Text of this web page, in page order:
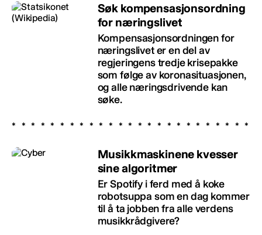
Søk kompensasjonsordning
for næringslivet
Kompensasjonsordningen for
næringslivet er en del av
regjeringens tredje krisepakke
som følge av koronasituasjonen,
og alle næringsdrivende kan
søke.
Musikkmaskinene kvesser
sine algoritmer
Er Spotify i ferd med å koke
robotsuppa som en dag kommer
til å ta jobben fra alle verdens
musikkrådgivere?